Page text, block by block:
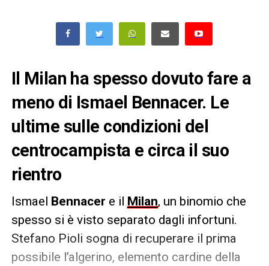
Il Milan ha spesso dovuto fare a
meno di Ismael Bennacer. Le
ultime sulle condizioni del
centrocampista e circa il suo
rientro
Ismael Bennacer e il Milan, un binomio che
spesso si è visto separato dagli infortuni.
Stefano Pioli sogna di recuperare il prima
possibile l’algerino, elemento cardine della